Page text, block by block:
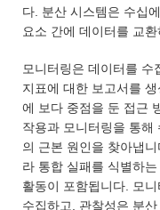
다. 분산 시스템은 수십
요소 간에 데이터를 교
모니터링은 데이터를
지표에 대한 보고서를
에 보다 중점을 둔 접근
작용과 모니터링을 통해
의 근본 원인을 찾아냅
라 통합 실패를 식별하
활동이 포함됩니다. 모
수집하고, 관찰성은 분